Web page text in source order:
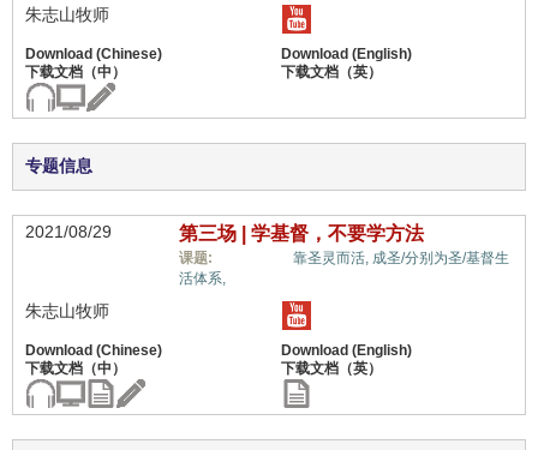
朱志山牧师
专题信息
2021/08/29 第三场 | 学基督，不要学方法
课题: 靠圣灵而活, 成圣/分别为圣/基督生
活体系,
朱志山牧师